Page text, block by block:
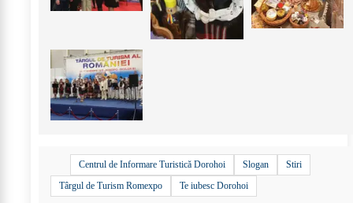
Centrul de Informare Turistică Dorohoi Slogan
Stiri
Târgul de Turism Romexpo
Te iubesc Dorohoi